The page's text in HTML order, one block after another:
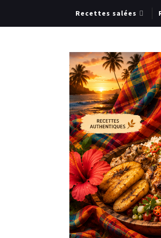
Recettes salées